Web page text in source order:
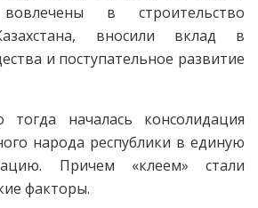
в строительство
вносили вклад в
и поступательное развитие
началась консолидация
народа республики в единую
Причем «клеем» стали
факторы.